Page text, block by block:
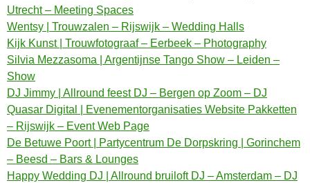
Utrecht – Meeting Spaces
Wentsy | Trouwzalen – Rijswijk – Wedding Halls
Kijk Kunst | Trouwfotograaf – Eerbeek – Photography
Silvia Mezzasoma | Argentijnse Tango Show – Leiden –
Show
DJ Jimmy | Allround feest DJ – Bergen op Zoom – DJ
Quasar Digital | Evenementorganisaties Website Pakketten
– Rijswijk – Event Web Page
De Betuwe Poort | Partycentrum De Dorpskring | Gorinchem
– Beesd – Bars & Lounges
Happy Wedding DJ | Allround bruiloft DJ – Amsterdam – DJ